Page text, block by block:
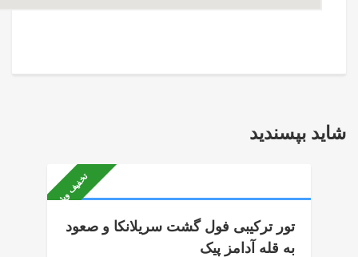
شاید بپسندید
تخفیف ویژه
تور ترکیبی فول گشت سریلانکا و صعود
به قله آدامز پیک